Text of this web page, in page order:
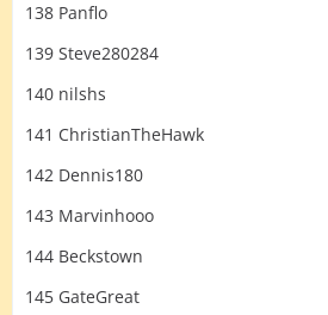
138 Panflo
139 Steve280284
140 nilshs
141 ChristianTheHawk
142 Dennis180
143 Marvinhooo
144 Beckstown
145 GateGreat